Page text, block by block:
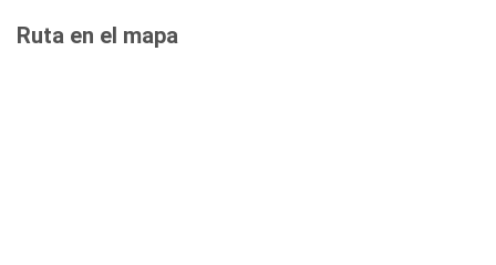
Ruta en el mapa